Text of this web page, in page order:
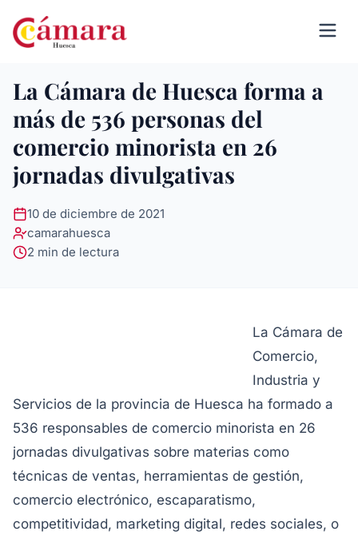
La Cámara de Huesca forma a
más de 536 personas del
comercio minorista en 26
jornadas divulgativas
10 de diciembre de 2021
camarahuesca
2 min de lectura
La Cámara de
Comercio,
Industria y
Servicios de la provincia de Huesca ha formado a
536 responsables de comercio minorista en 26
jornadas divulgativas sobre materias como
técnicas de ventas, herramientas de gestión,
comercio electrónico, escaparatismo,
competitividad, marketing digital, redes sociales, o